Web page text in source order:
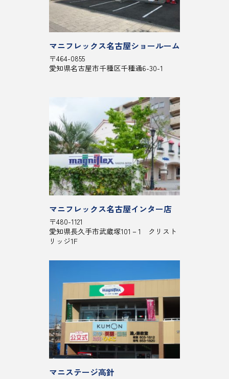
マニフレックス名古屋ショールーム
〒464-0855
愛知県名古屋市千種区千種通6-30-1
マニフレックス名古屋インター店
〒480-1121
愛知県長久手市武蔵塚101－1 クリスト
リッジ1F
マニステージ高針